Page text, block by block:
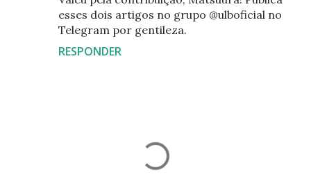
esses dois artigos no grupo @ulboficial no
Telegram por gentileza.
RESPONDER